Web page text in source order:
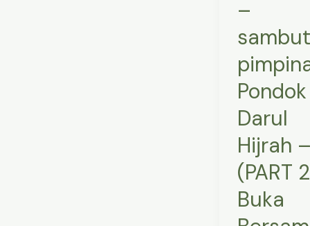
–
Pondok
Darul
Hijrah –
(PART
Buka
–
Buka
Bersama
IKPDH
1446
H
–
Pondok
di
Martapura